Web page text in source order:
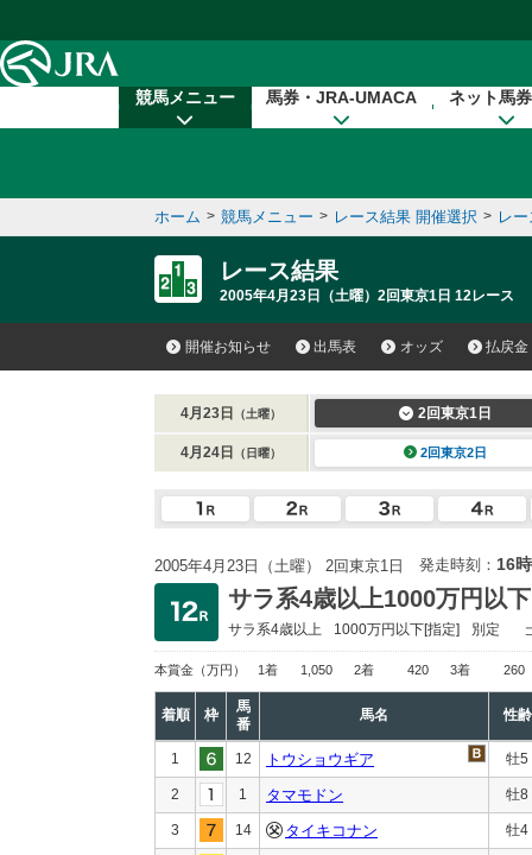
競馬メニュー 馬券・JRA-UMACA ネット馬
ホーム > 競馬メニュー > レース結果 開催選択 > レ
レース結果
2005年4月23日（土曜）2回東京1日 12レース
開催お知らせ 出馬表 オッズ 払戻金
4月23日 （土曜） 2回東京1日
4月24日 （日曜） 2回東京2日
2005年4月23日（土曜） 2回東京1日 発走時刻： 16
サラ系4歳以上1000万円以下
サラ系4歳以上 1000万円以下[指定] 別定
本賞金 （万円） 1着 1,050 2着 420 3着 260
着順 枠
馬
番
馬名 性齢
1 12 トウショウギア 牡5
2 1 タマモドン 牡8
3 14 タイキコナン 牡4